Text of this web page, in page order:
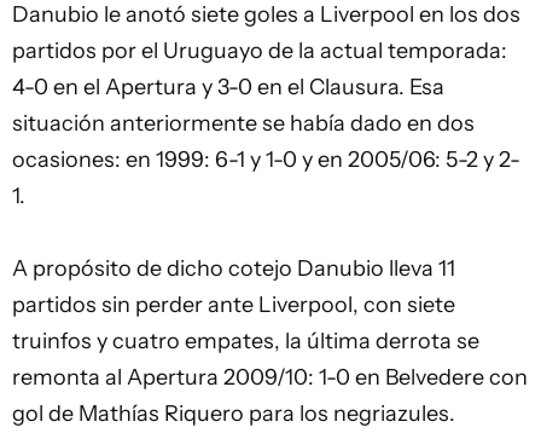
Danubio le anotó siete goles a Liverpool en los dos
partidos por el Uruguayo de la actual temporada:
4-0 en el Apertura y 3-0 en el Clausura. Esa
situación anteriormente se había dado en dos
ocasiones: en 1999: 6-1 y 1-0 y en 2005/06: 5-2 y 2-
1.
A propósito de dicho cotejo Danubio lleva 11
partidos sin perder ante Liverpool, con siete
truinfos y cuatro empates, la última derrota se
remonta al Apertura 2009/10: 1-0 en Belvedere con
gol de Mathías Riquero para los negriazules.